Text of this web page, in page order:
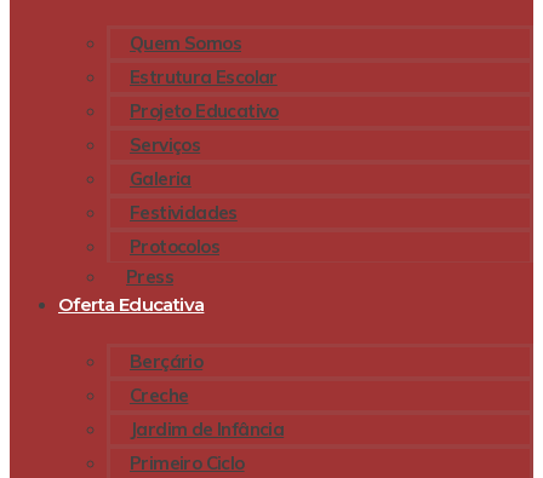
Quem Somos
Estrutura Escolar
Projeto Educativo
Serviços
Galeria
Festividades
Protocolos
Press
Oferta Educativa
Berçário
Creche
Jardim de Infância
Primeiro Ciclo